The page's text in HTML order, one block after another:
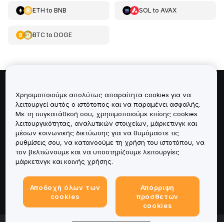
ETH to BNB SOL to AVAX
BTCto DOGE
Πληροφορίες για
Υπηρεσίες
Υποστήριξη
Προϊόντα
Νομικά
Χρησιμοποιούμε απολύτως απαραίτητα cookies για να
λειτουργεί αυτός ο ιστότοπος και να παραμένει ασφαλής.
Με τη συγκατάθεσή σου, χρησιμοποιούμε επίσης cookies
λειτουργικότητας, αναλυτικών στοιχείων, μάρκετινγκ και
μέσων κοινωνικής δικτύωσης για να θυμόμαστε τις
ρυθμίσεις σου, να κατανοούμε τη χρήση του ιστοτόπου, να
τον βελτιώνουμε και να υποστηρίζουμε λειτουργίες
μάρκετινγκ και κοινής χρήσης.
Αποδοχή όλων των
cookies
Απόρριψη
πρόσθετων
cookies